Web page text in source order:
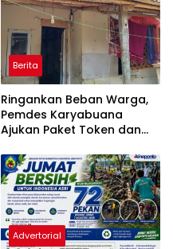
Berita
Ringankan Beban Warga,
Pemdes Karyabuana
Ajukan Paket Token dan
PLN
Advertorial